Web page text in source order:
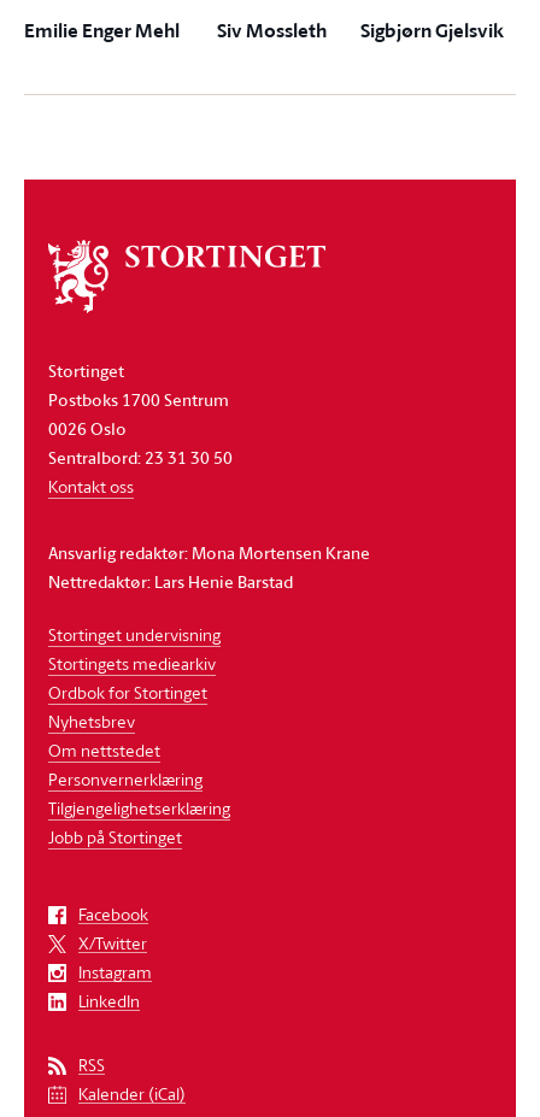
Emilie Enger Mehl Siv Mossleth Sigbjørn Gjelsvik
Om
stortinget
Stortinget
Postboks 1700 Sentrum
0026 Oslo
Sentralbord: 23 31 30 50
Kontakt oss
Ansvarlig redaktør: Mona Mortensen Krane
Nettredaktør: Lars Henie Barstad
Stortinget undervisning
Stortingets mediearkiv
Ordbok for Stortinget
Nyhetsbrev
Om nettstedet
Personvernerklæring
Tilgjengelighetserklæring
Jobb på Stortinget
Facebook
X/Twitter
Instagram
LinkedIn
RSS
Kalender (iCal)